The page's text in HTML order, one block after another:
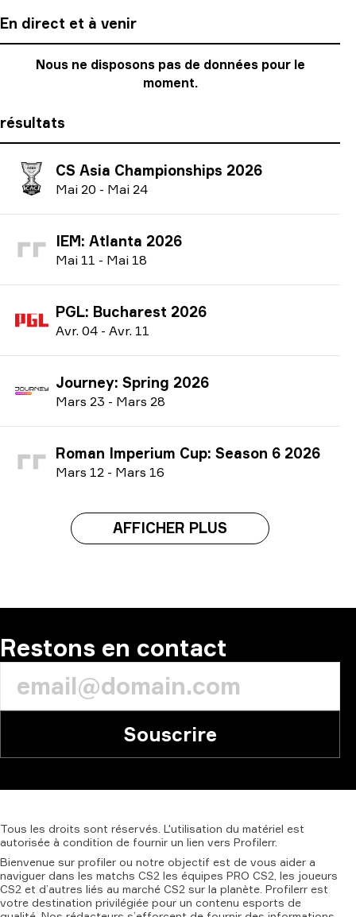
En direct et à venir
Nous ne disposons pas de données pour le
moment.
résultats
CS Asia Championships 2026
Mai 20 - Mai 24
IEM: Atlanta 2026
Mai 11 - Mai 18
PGL: Bucharest 2026
Avr. 04 - Avr. 11
Journey: Spring 2026
Mars 23 - Mars 28
Roman Imperium Cup: Season 6 2026
Mars 12 - Mars 16
AFFICHER PLUS
Restons en contact
Souscrire
Tous les droits sont réservés. L'utilisation du matériel est
autorisée à condition de fournir un lien vers Profilerr.
Bienvenue sur profiler ou notre objectif est de vous aider a
naviguer dans les matchs CS2 les équipes PRO CS2, les joueurs
CS2 et d’autres liés au marché CS2 sur la planète. Profilerr est
votre destination privilégiée pour un contenu esports de